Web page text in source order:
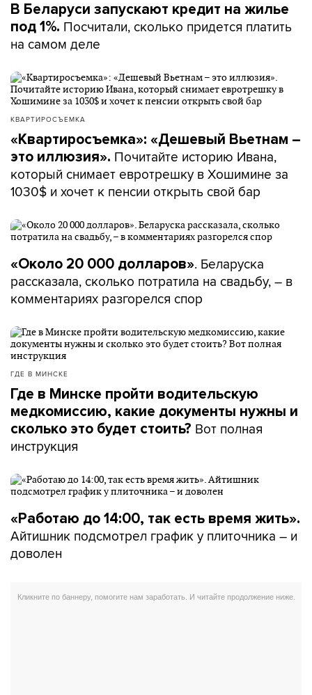
В Беларуси запускают кредит на жилье
под 1%. Посчитали, сколько придется платить
на самом деле
КВАРТИРОСЪЕМКА
«Квартиросъемка»: «Дешевый Вьетнам –
это иллюзия». Почитайте историю Ивана,
который снимает евротрешку в Хошимине за
1030$ и хочет к пенсии открыть свой бар
«Около 20 000 долларов». Беларуска
рассказала, сколько потратила на свадьбу, – в
комментариях разгорелся спор
ГДЕ В МИНСКЕ
Где в Минске пройти водительскую
медкомиссию, какие документы нужны и
сколько это будет стоить? Вот полная
инструкция
«Работаю до 14:00, так есть время жить».
Айтишник подсмотрел график у плиточника – и
доволен